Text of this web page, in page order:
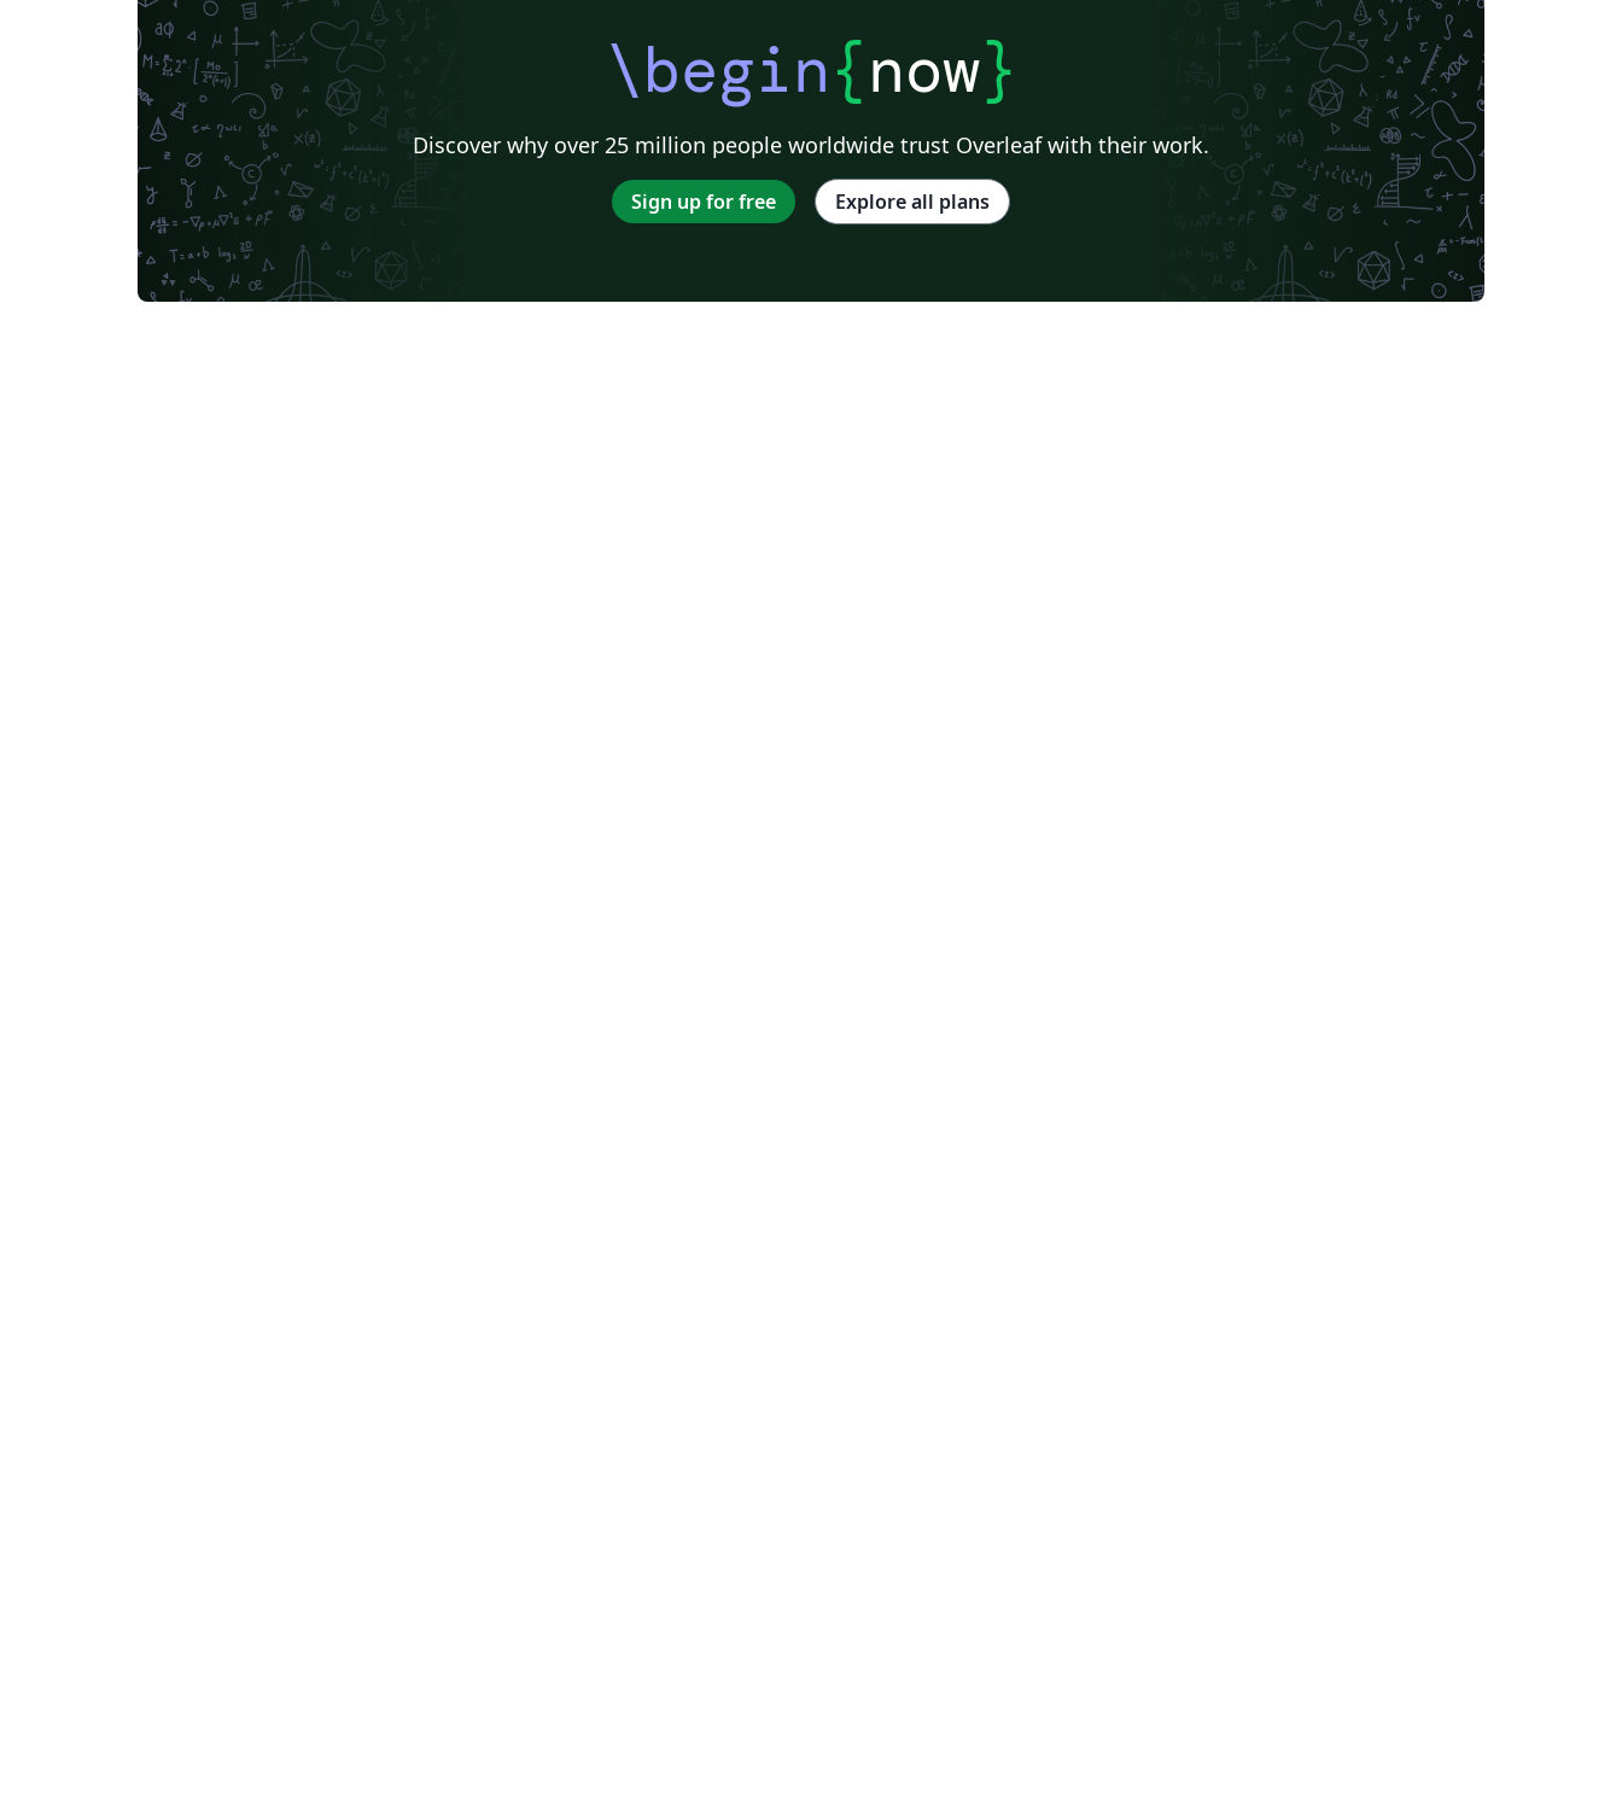
\begin{now}
Discover why over 25 million people worldwide trust Overleaf with their work.
Sign up for free Explore all plans